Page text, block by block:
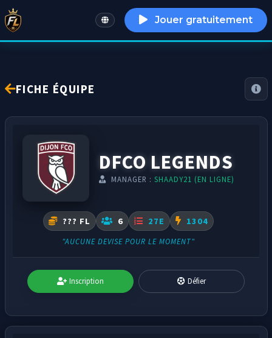
English Jouer gratuitement
FICHE ÉQUIPE
DFCO LEGENDS
MANAGER :SHAADY21 (EN LIGNE)
??? FL 6 27E 1304
"AUCUNE DEVISE POUR LE MOMENT"
Inscription Défier